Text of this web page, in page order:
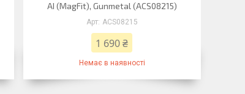
AI (MagFit), Gunmetal (ACS08215)
ACS08215
1 690 ₴
Немає в наявності